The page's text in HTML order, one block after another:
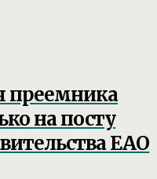
на посту
ЕАО